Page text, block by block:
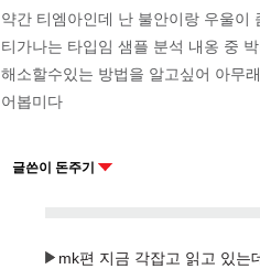
약간 티엠아인데 난 불안이랑 우울이
티가나는 타입임 샘플 분석 내옹 중
해소할수있는 방법을 알고싶어 아무
어봅미다
글쓴이 돈주기
mk편 지금 각잡고 읽고 있는